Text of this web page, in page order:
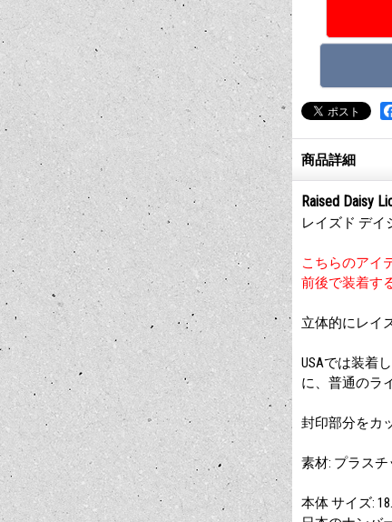
商品詳細
Raised Daisy
レイズド デイ
こちらのアイ
前後で装着す
立体的にレイ
USAでは装着
に、普通のラ
封印部分をカ
素材: プラスチ
本体 サイズ: